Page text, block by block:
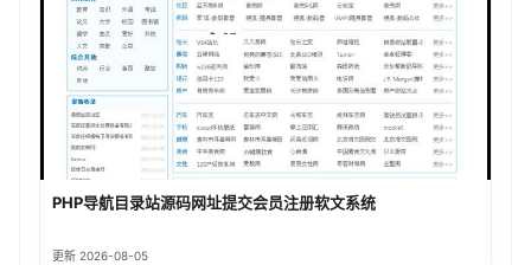
PHP导航目录站源码网址提交会员注册软文系统
更新 2026-08-05